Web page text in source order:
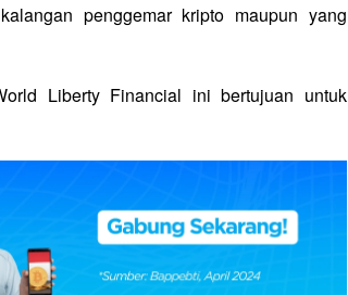
penggemar kripto maupun yang
Liberty Financial ini bertujuan untuk